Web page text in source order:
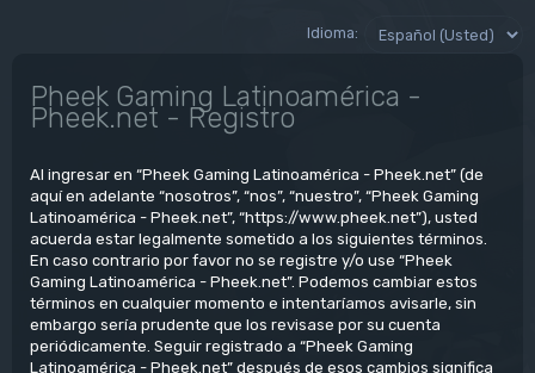
Idioma:
Pheek Gaming Latinoamérica -
Pheek.net - Registro
Al ingresar en “Pheek Gaming Latinoamérica - Pheek.net” (de
aquí en adelante “nosotros”, “nos”, “nuestro”, “Pheek Gaming
Latinoamérica - Pheek.net”, “https://www.pheek.net”), usted
acuerda estar legalmente sometido a los siguientes términos.
En caso contrario por favor no se registre y/o use “Pheek
Gaming Latinoamérica - Pheek.net”. Podemos cambiar estos
términos en cualquier momento e intentaríamos avisarle, sin
embargo sería prudente que los revisase por su cuenta
periódicamente. Seguir registrado a “Pheek Gaming
Latinoamérica - Pheek.net” después de esos cambios significa